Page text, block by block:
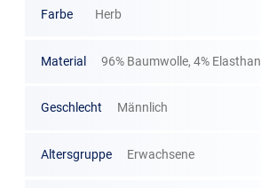
Farbe Herb
Material 96% Baumwolle, 4% Elasthan
Geschlecht Männlich
Altersgruppe Erwachsene